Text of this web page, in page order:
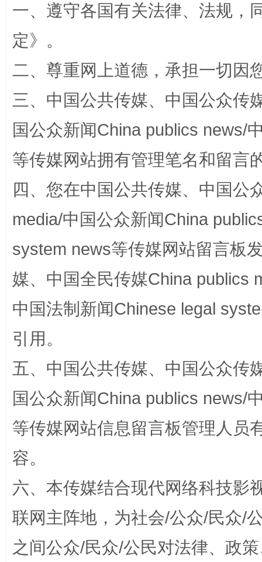
阿坝州三大球赛在茂县开幕 规模
国家大学科技园优化重塑工作
扯下公款旅游的“隐身衣” 如何以
一、遵守各国有关法律、法规，
定》。
二、尊重网上道德，承担一切因
三、中国公共传媒、中国公众传
国公众新闻China publics news/
等传媒网站拥有管理笔名和留言
四、您在中国公共传媒、中国公
media/中国公众新闻China
system news等传媒网站留言板
媒、中国全民传媒China publics
中国法制新闻Chinese legal
引用。
五、中国公共传媒、中国公众传
国公众新闻China publics news/
等传媒网站信息留言板管理人员
容。
六、本传媒结合现代网络科技影
联网主阵地，为社会/公众/民众/
之间公众/民众/公民对法律、政